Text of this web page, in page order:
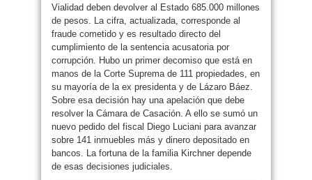
Vialidad deben devolver al Estado 685.000 millones
de pesos. La cifra, actualizada, corresponde al
fraude cometido y es resultado directo del
cumplimiento de la sentencia acusatoria por
corrupción. Hubo un primer decomiso que está en
manos de la Corte Suprema de 111 propiedades, en
su mayoría de la ex presidenta y de Lázaro Báez.
Sobre esa decisión hay una apelación que debe
resolver la Cámara de Casación. A ello se sumó un
nuevo pedido del fiscal Diego Luciani para avanzar
sobre 141 inmuebles más y dinero depositado en
bancos. La fortuna de la familia Kirchner depende
de esas decisiones judiciales.